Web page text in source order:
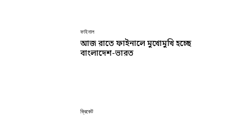
ফাইনাল
আজ রাতে ফাইনালে মুখোমুখি হচ্ছে
বাংলাদেশ-ভারত
ক্রিকেট